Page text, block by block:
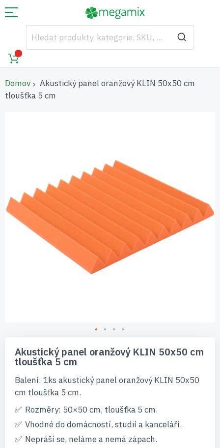
Domov
Akustický panel oranžový KLIN 50x50 cm
tloušťka 5 cm
začátek
galerie
obrázky
Akustický panel oranžový KLIN 50x50 cm
tloušťka 5 cm
Balení: 1ks akustický panel oranžový KLIN 50x50
cm tloušťka 5 cm.
Rozměry: 50×50 cm, tloušťka 5 cm.
Vhodné do domácností, studií a kanceláří.
Nepráší se, neláme a nemá zápach.